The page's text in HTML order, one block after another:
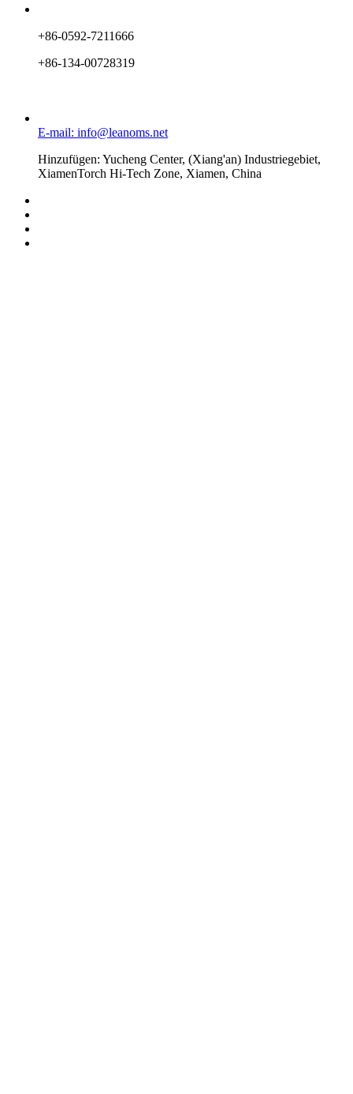
+86-0592-7211666
+86-134-00728319
E-mail: info@leanoms.net
Hinzufügen: Yucheng Center, (Xiang'an) Industriegebiet,
XiamenTorch Hi-Tech Zone, Xiamen, China